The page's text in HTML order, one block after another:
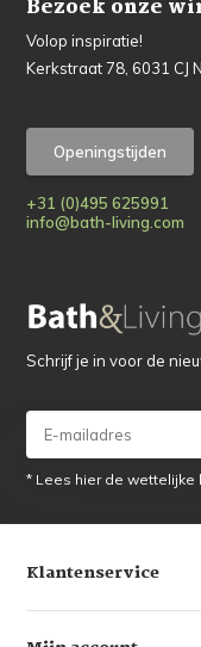
Bezoek onze
Volop inspiratie!
Kerkstraat 78, 6031 CJ
Openingstijden
+31 (0)495 625991
info@bath-living.com
Schrijf je in voor de
* Lees hier de wettelijke
Klantenservice